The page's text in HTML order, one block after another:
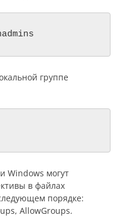
группе
Windows могут
в файлах
порядке:
AllowGroups.